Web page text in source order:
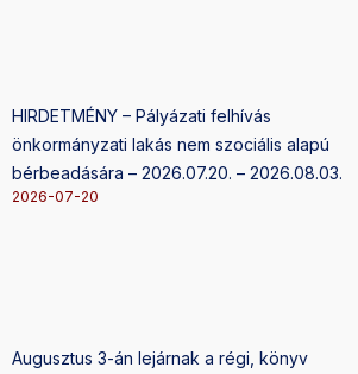
HIRDETMÉNY – Pályázati felhívás
önkormányzati lakás nem szociális alapú
bérbeadására – 2026.07.20. – 2026.08.03.
2026-07-20
Augusztus 3-án lejárnak a régi, könyv